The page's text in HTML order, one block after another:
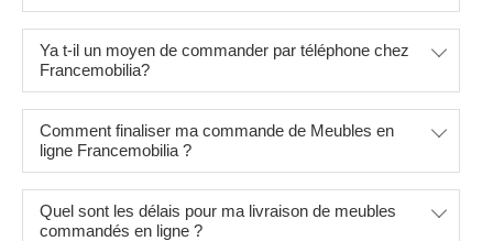
Ya t-il un moyen de commander par téléphone chez
Francemobilia?
Comment finaliser ma commande de Meubles en
ligne Francemobilia ?
Quel sont les délais pour ma livraison de meubles
commandés en ligne ?